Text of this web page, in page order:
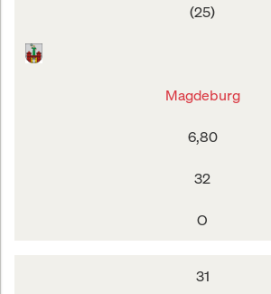
(25)
Magdeburg
6,80
32
O
31